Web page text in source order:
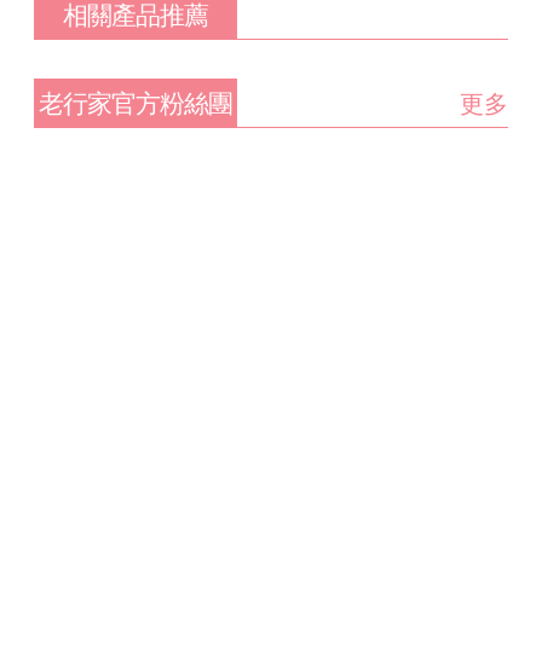
相關產品推薦
老行家官方粉絲團 更多